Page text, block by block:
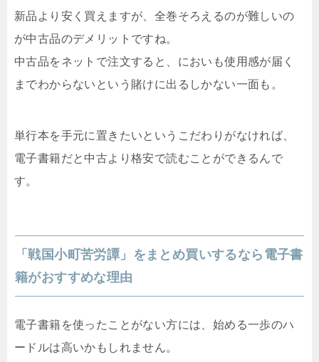
新品より安く買えますが、全巻そろえるのが難しいの
が中古品のデメリットですね。
中古品をネットで注文すると、においも使用感が届く
までわからないという賭けに出るしかない一面も。
単行本を手元に置きたいというこだわりがなければ、
電子書籍だと中古より格安で読むことができるんで
す。
「戦国小町苦労譚」をまとめ買いするなら電子書
籍がおすすめな理由
電子書籍を使ったことがない方には、始める一歩のハ
ードルは高いかもしれません。